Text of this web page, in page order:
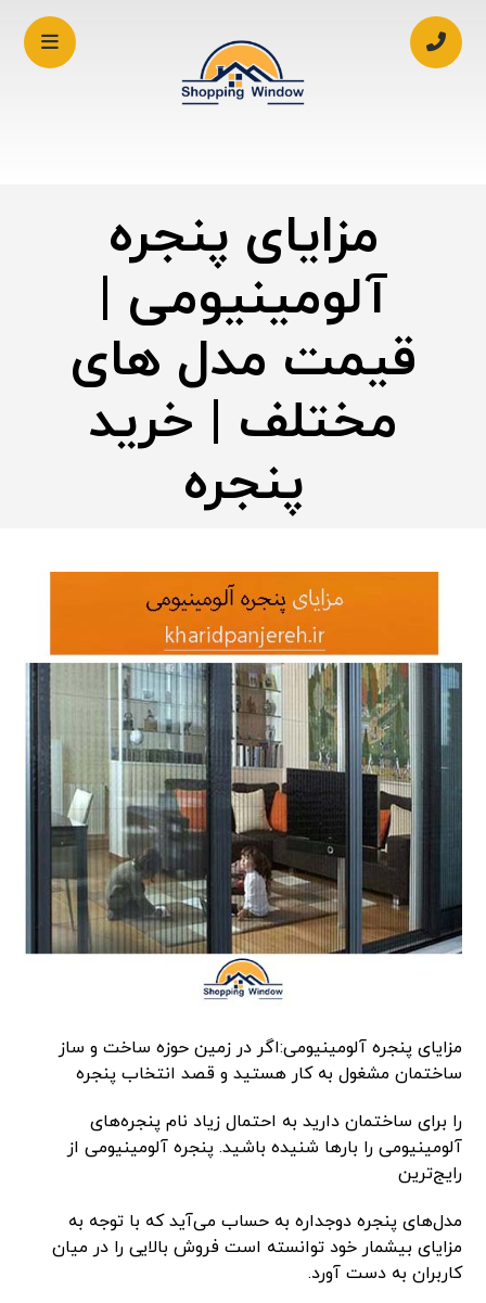
مزایای پنجره
آلومینیومی |
قیمت مدل های
مختلف | خرید
پنجره
مزایای پنجره آلومینیومی:اگر در زمین حوزه ساخت و ساز
ساختمان مشغول به کار هستید و قصد انتخاب پنجره
را برای ساختمان دارید به احتمال زیاد نام پنجره‌های
آلومینیومی را بارها شنیده باشید. پنجره آلومینیومی از
رایج‌ترین
مدل‌های پنجره دوجداره به حساب می‌آید که با توجه به
مزایای بیشمار خود توانسته است فروش بالایی را در میان
کاربران به دست آورد.